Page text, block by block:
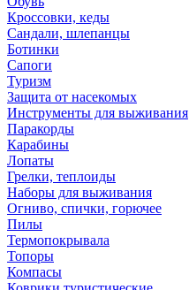
Кроссовки, кеды
Сандали, шлепанцы
Ботинки
Сапоги
Туризм
Защита от насекомых
Инструменты для выживания
Паракорды
Карабины
Лопаты
Грелки, теплоиды
Наборы для выживания
Огниво, спички, горючее
Пилы
Термопокрывала
Топоры
Компасы